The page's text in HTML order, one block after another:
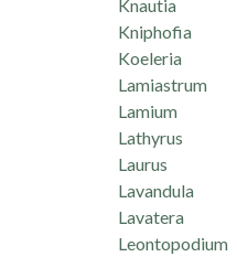
Knautia
Kniphofia
Koeleria
Lamiastrum
Lamium
Lathyrus
Laurus
Lavandula
Lavatera
Leontopodium